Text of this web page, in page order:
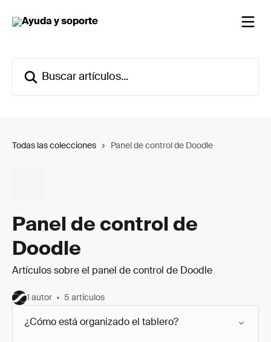
Todas las colecciones Panel de control de Doodle
Panel de control de
Doodle
Artículos sobre el panel de control de Doodle
1 autor 5 artículos
¿Cómo está organizado el tablero?